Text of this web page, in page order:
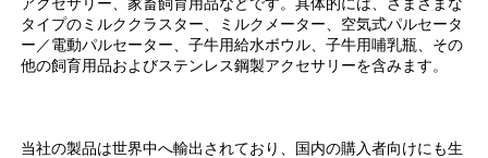
タイプのミルククラスター、ミルクメーター、空気式パルセータ
ー／電動パルセーター、子牛用給水ボウル、子牛用哺乳瓶、その
他の飼育用品およびステンレス鋼製アクセサリーを含みます。
当社の製品は世界中へ輸出されており、国内の購入者向けにも生